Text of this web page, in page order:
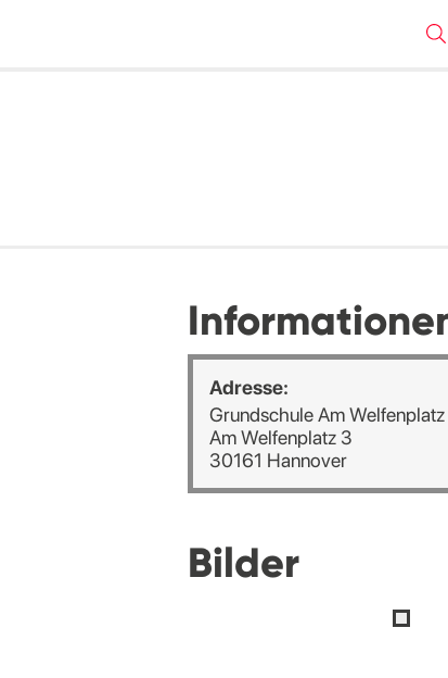
Adresse:
Grundschule Am Welfenplatz
Am Welfenplatz 3
30161 Hannover
Bilder